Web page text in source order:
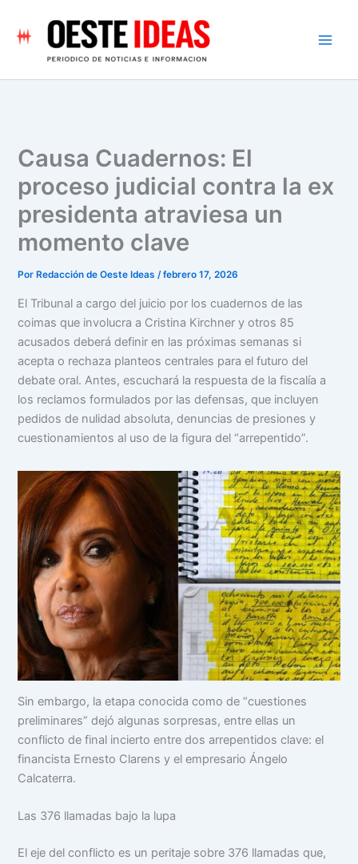
contenido
Causa Cuadernos: El
proceso judicial contra la ex
presidenta atraviesa un
momento clave
Por Redacción de Oeste Ideas/febrero 17, 2026
El Tribunal a cargo del juicio por los cuadernos de las
coimas que involucra a Cristina Kirchner y otros 85
acusados deberá definir en las próximas semanas si
acepta o rechaza planteos centrales para el futuro del
debate oral. Antes, escuchará la respuesta de la fiscalía a
los reclamos formulados por las defensas, que incluyen
pedidos de nulidad absoluta, denuncias de presiones y
cuestionamientos al uso de la figura del “arrepentido”.
Sin embargo, la etapa conocida como de “cuestiones
preliminares” dejó algunas sorpresas, entre ellas un
conflicto de final incierto entre dos arrepentidos clave: el
financista Ernesto Clarens y el empresario Ángelo
Calcaterra.
Las 376 llamadas bajo la lupa
El eje del conflicto es un peritaje sobre 376 llamadas que,